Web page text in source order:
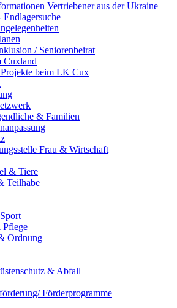
Vertriebener aus der Ukraine
/ Seniorenbeirat
Cuxland
beim LK Cux
& Familien
Frau & Wirtschaft
& Tiere
Teilhabe
Pflege
Ordnung
& Abfall
Förderprogramme